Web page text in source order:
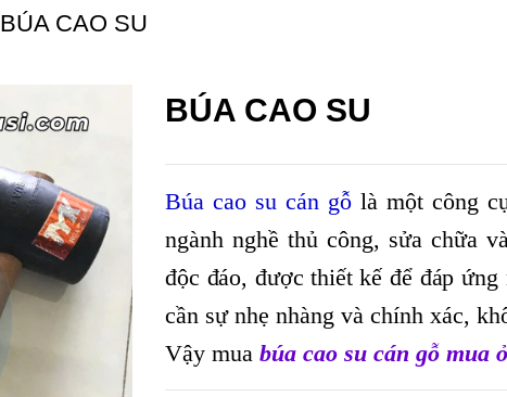
BÚA CAO SU
BÚA CAO SU
Búa cao su cán gỗlà một công
ngành nghề thủ công, sửa chữa
độc đáo, được thiết kế để đáp
cần sự nhẹ nhàng và chính xác,
Vậy muabúa cao su cán gỗ mua